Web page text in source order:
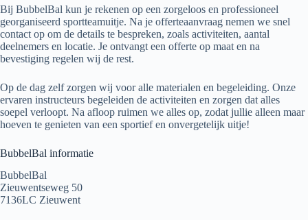
Bij BubbelBal kun je rekenen op een zorgeloos en professioneel
georganiseerd sportteamuitje. Na je offerteaanvraag nemen we snel
contact op om de details te bespreken, zoals activiteiten, aantal
deelnemers en locatie. Je ontvangt een offerte op maat en na
bevestiging regelen wij de rest.
Op de dag zelf zorgen wij voor alle materialen en begeleiding. Onze
ervaren instructeurs begeleiden de activiteiten en zorgen dat alles
soepel verloopt. Na afloop ruimen we alles op, zodat jullie alleen maar
hoeven te genieten van een sportief en onvergetelijk uitje!
BubbelBal informatie
BubbelBal
Zieuwentseweg 50
7136LC Zieuwent